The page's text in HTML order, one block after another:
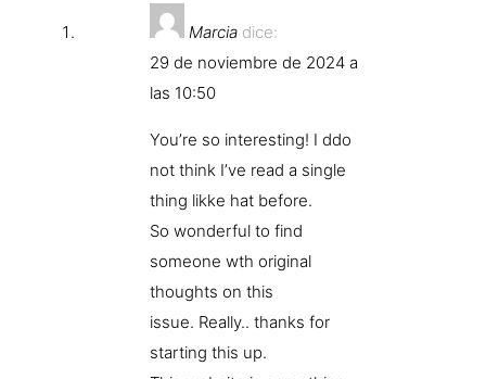
Marcia dice:
29 de noviembre de 2024 a
las 10:50
You’re so interesting! I ddo
not think I’ve read a single
thing likke hat before.
So wonderful to find
someone wth original
thoughts on this
issue. Really.. thanks for
starting this up.